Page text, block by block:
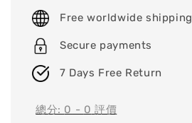
price
Free worldwide shipping
Secure payments
7 Days Free Return
總分: 0 - 0 評價